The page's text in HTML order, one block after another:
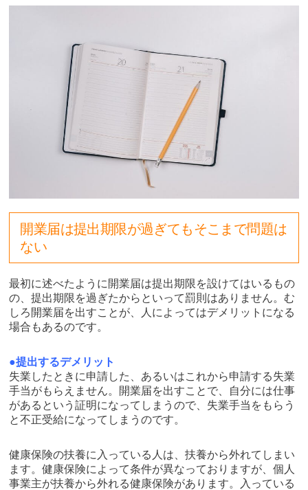
開業届は提出期限が過ぎてもそこまで問題は
ない
最初に述べたように開業届は提出期限を設けてはいるもの
の、提出期限を過ぎたからといって罰則はありません。む
しろ開業届を出すことが、人によってはデメリットになる
場合もあるのです。
●提出するデメリット
失業したときに申請した、あるいはこれから申請する失業
手当がもらえません。開業届を出すことで、自分には仕事
があるという証明になってしまうので、失業手当をもらう
と不正受給になってしまうのです。
健康保険の扶養に入っている人は、扶養から外れてしまい
ます。健康保険によって条件が異なっておりますが、個人
事業主が扶養から外れる健康保険があります。入っている